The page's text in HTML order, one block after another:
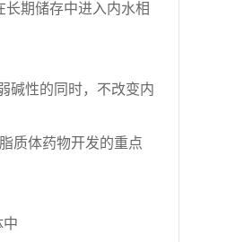
期储存中进入内水相
碱性的同时，不改变内
质体药物开发的重点
中